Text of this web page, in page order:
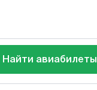
Найти авиабилеты